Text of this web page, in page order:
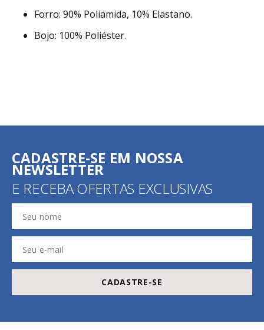
Forro: 90% Poliamida, 10% Elastano.
Bojo: 100% Poliéster.
CADASTRE-SE EM NOSSA
NEWSLETTER
E RECEBA OFERTAS EXCLUSIVAS
CADASTRE-SE